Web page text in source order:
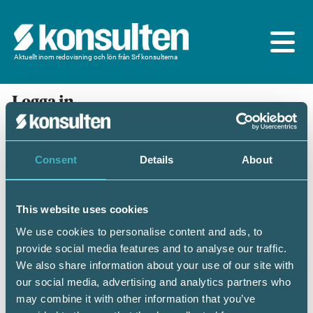
Consent Details About
This website uses cookies
We use cookies to personalise content and ads, to
provide social media features and to analyse our traffic.
We also share information about your use of our site with
our social media, advertising and analytics partners who
may combine it with other information that you’ve
Aktuellt inom redovisning och lön från Srf konsulterna
Logga in
En prenumeration ingår för dig som är
medlem/ansluten till Srf konsulterna. Du loggar in
med BankID eller samma lösenord som du har på
Mobilt BankID
Personnummer(ÅÅÅÅMMDDNNNN)